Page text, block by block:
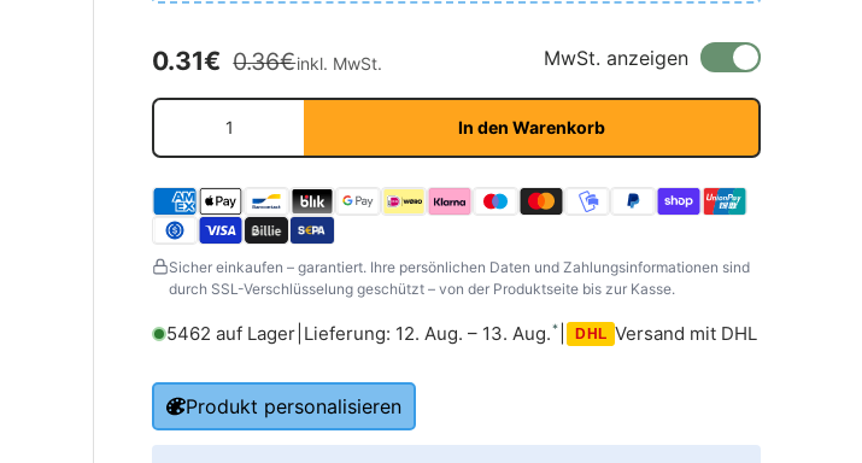
Verkaufspreis
0.31€ Normaler Preis
0.36€inkl. MwSt. MwSt. anzeigen
Anzahl
In den Warenkorb
Sicher einkaufen – garantiert. Ihre persönlichen Daten und Zahlungsinformationen sind
durch SSL-Verschlüsselung geschützt – von der Produktseite bis zur Kasse.
5462 auf Lager Lieferung: 12. Aug. – 13. Aug.* DHL Versand mit DHL
Produkt personalisieren